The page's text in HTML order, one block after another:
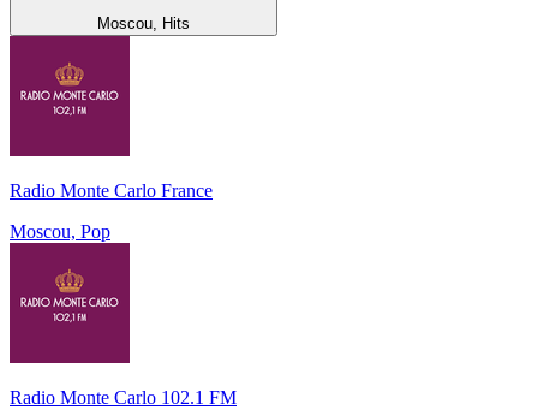
Moscou, Hits
Radio Monte Carlo France
Moscou, Pop
Radio Monte Carlo 102.1 FM